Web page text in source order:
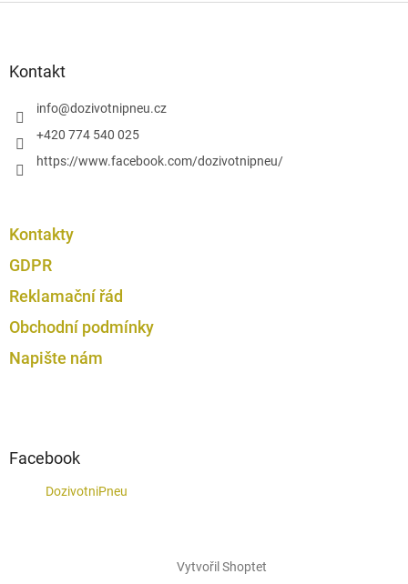
Kontakt
info@dozivotnipneu.cz
+420 774 540 025
https://www.facebook.com/dozivotnipneu/
Kontakty
GDPR
Reklamační řád
Obchodní podmínky
Napište nám
Facebook
DozivotniPneu
Vytvořil Shoptet